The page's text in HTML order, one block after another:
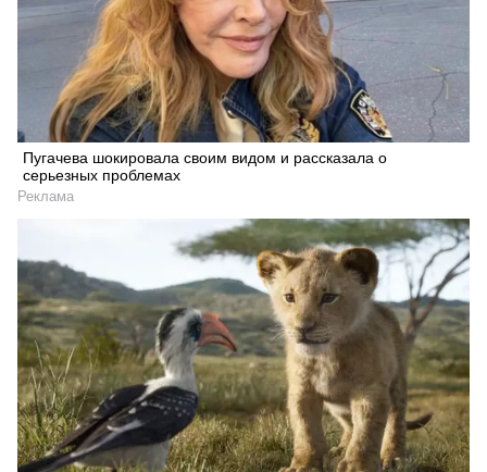
Искать
Пугачева шокировала своим видом и рассказала о
серьезных проблемах
Реклама